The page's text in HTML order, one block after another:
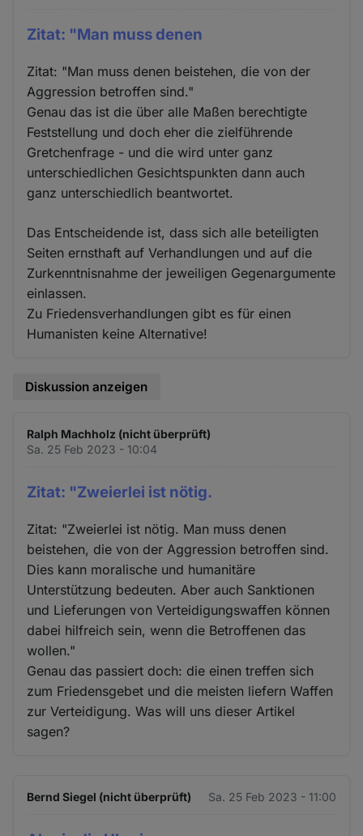
Zitat: "Man muss denen
Zitat: "Man muss denen beistehen, die von der
Aggression betroffen sind."
Genau das ist die über alle Maßen berechtigte
Feststellung und doch eher die zielführende
Gretchenfrage - und die wird unter ganz
unterschiedlichen Gesichtspunkten dann auch
ganz unterschiedlich beantwortet.
Das Entscheidende ist, dass sich alle beteiligten
Seiten ernsthaft auf Verhandlungen und auf die
Zurkenntnisnahme der jeweiligen Gegenargumente
einlassen.
Zu Friedensverhandlungen gibt es für einen
Humanisten keine Alternative!
Diskussion anzeigen
Ralph Machholz (nicht überprüft)
Sa. 25 Feb 2023 - 10:04
Zitat: "Zweierlei ist nötig.
Zitat: "Zweierlei ist nötig. Man muss denen
beistehen, die von der Aggression betroffen sind.
Dies kann moralische und humanitäre
Unterstützung bedeuten. Aber auch Sanktionen
und Lieferungen von Verteidigungswaffen können
dabei hilfreich sein, wenn die Betroffenen das
wollen."
Genau das passiert doch: die einen treffen sich
zum Friedensgebet und die meisten liefern Waffen
zur Verteidigung. Was will uns dieser Artikel
sagen?
Bernd Siegel (nicht überprüft) Sa. 25 Feb 2023 - 11:00